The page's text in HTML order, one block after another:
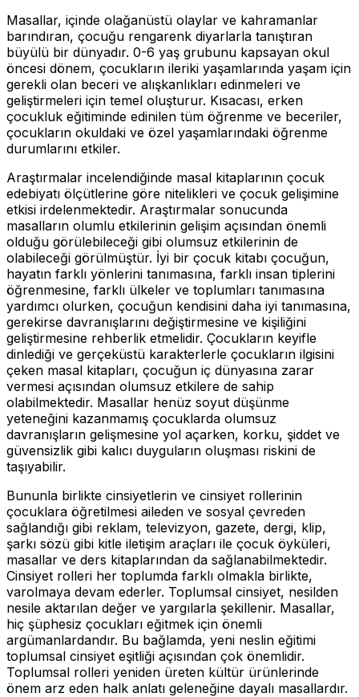
Masallar, içinde olağanüstü olaylar ve kahramanlar
barındıran, çocuğu rengarenk diyarlarla tanıştıran
büyülü bir dünyadır. 0-6 yaş grubunu kapsayan okul
öncesi dönem, çocukların ileriki yaşamlarında yaşam için
gerekli olan beceri ve alışkanlıkları edinmeleri ve
geliştirmeleri için temel oluşturur. Kısacası, erken
çocukluk eğitiminde edinilen tüm öğrenme ve beceriler,
çocukların okuldaki ve özel yaşamlarındaki öğrenme
durumlarını etkiler.
Araştırmalar incelendiğinde masal kitaplarının çocuk
edebiyatı ölçütlerine göre nitelikleri ve çocuk gelişimine
etkisi irdelenmektedir. Araştırmalar sonucunda
masalların olumlu etkilerinin gelişim açısından önemli
olduğu görülebileceği gibi olumsuz etkilerinin de
olabileceği görülmüştür. İyi bir çocuk kitabı çocuğun,
hayatın farklı yönlerini tanımasına, farklı insan tiplerini
öğrenmesine, farklı ülkeler ve toplumları tanımasına
yardımcı olurken, çocuğun kendisini daha iyi tanımasına,
gerekirse davranışlarını değiştirmesine ve kişiliğini
geliştirmesine rehberlik etmelidir. Çocukların keyifle
dinlediği ve gerçeküstü karakterlerle çocukların ilgisini
çeken masal kitapları, çocuğun iç dünyasına zarar
vermesi açısından olumsuz etkilere de sahip
olabilmektedir. Masallar henüz soyut düşünme
yeteneğini kazanmamış çocuklarda olumsuz
davranışların gelişmesine yol açarken, korku, şiddet ve
güvensizlik gibi kalıcı duyguların oluşması riskini de
taşıyabilir.
Bununla birlikte cinsiyetlerin ve cinsiyet rollerinin
çocuklara öğretilmesi aileden ve sosyal çevreden
sağlandığı gibi reklam, televizyon, gazete, dergi, klip,
şarkı sözü gibi kitle iletişim araçları ile çocuk öyküleri,
masallar ve ders kitaplarından da sağlanabilmektedir.
Cinsiyet rolleri her toplumda farklı olmakla birlikte,
varolmaya devam ederler. Toplumsal cinsiyet, nesilden
nesile aktarılan değer ve yargılarla şekillenir. Masallar,
hiç şüphesiz çocukları eğitmek için önemli
argümanlardandır. Bu bağlamda, yeni neslin eğitimi
toplumsal cinsiyet eşitliği açısından çok önemlidir.
Toplumsal rolleri yeniden üreten kültür ürünlerinde
önem arz eden halk anlatı geleneğine dayalı masallardır.